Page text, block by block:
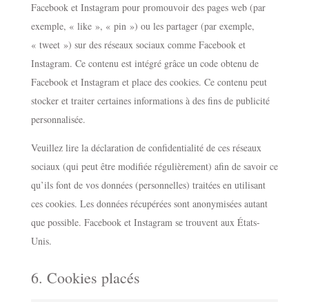
Facebook et Instagram pour promouvoir des pages web (par
exemple, « like », « pin ») ou les partager (par exemple,
« tweet ») sur des réseaux sociaux comme Facebook et
Instagram. Ce contenu est intégré grâce un code obtenu de
Facebook et Instagram et place des cookies. Ce contenu peut
stocker et traiter certaines informations à des fins de publicité
personnalisée.
Veuillez lire la déclaration de confidentialité de ces réseaux
sociaux (qui peut être modifiée régulièrement) afin de savoir ce
qu’ils font de vos données (personnelles) traitées en utilisant
ces cookies. Les données récupérées sont anonymisées autant
que possible. Facebook et Instagram se trouvent aux États-
Unis.
6. Cookies placés